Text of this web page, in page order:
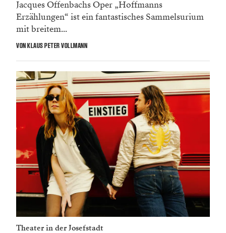
Jacques Offenbachs Oper „Hoffmanns
Erzählungen“ ist ein fantastisches Sammelsurium
mit breitem...
VON KLAUS PETER VOLLMANN
Theater in der Josefstadt